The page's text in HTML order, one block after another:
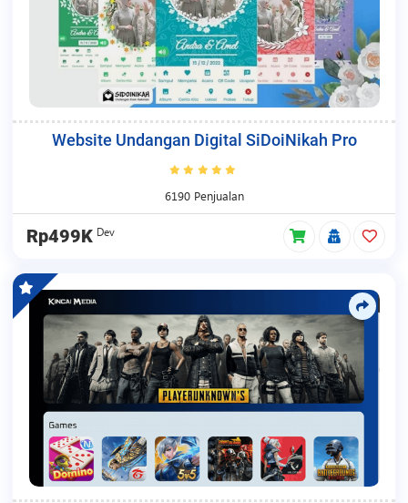
Website Undangan Digital SiDoiNikah Pro
6190 Penjualan
Rp499K Dev